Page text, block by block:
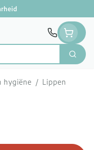
Zoek
hygiëne / Lippen